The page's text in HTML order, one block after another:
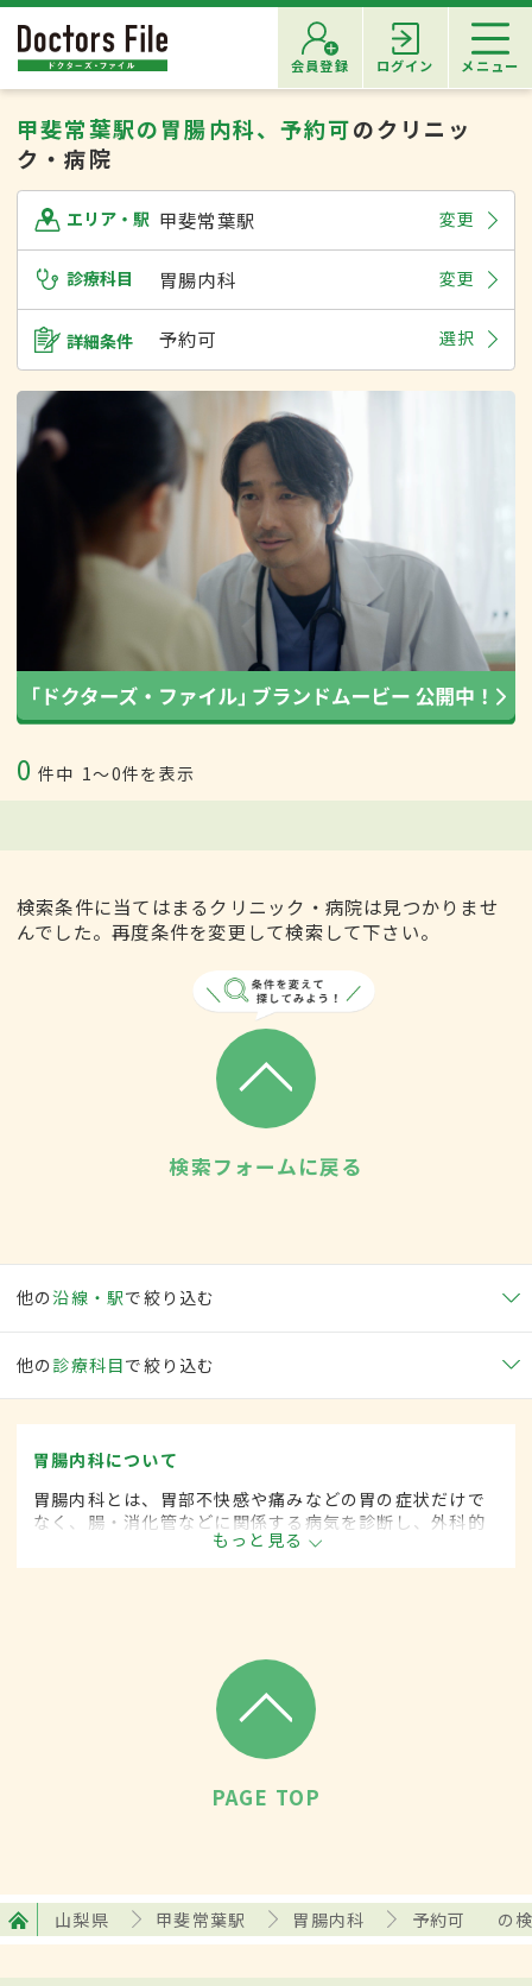
会員登録 ログイン メニュー
甲斐常葉駅の胃腸内科、予約可のクリニッ
ク・病院
エリア・駅 甲斐常葉駅 変更
診療科目 胃腸内科 変更
詳細条件 予約可 選択
0 件中 1〜0件を表示
検索条件に当てはまるクリニック・病院は見つかりませ
んでした。再度条件を変更して検索して下さい。
検索フォームに戻る
他の沿線・駅で絞り込む
他の 診療科目で絞り込む
胃腸内科について
胃腸内科とは、胃部不快感や痛みなどの胃の症状だけで
なく、腸・消化管などに関係する病気を診断し、外科的
処置によらずに治療する内科の一領域です。平成20年4
月の制度改正前は、胃腸科と呼ばれていました。
もっと見る
PAGE TOP
山梨県 甲斐常葉駅 胃腸内科 予約可 の